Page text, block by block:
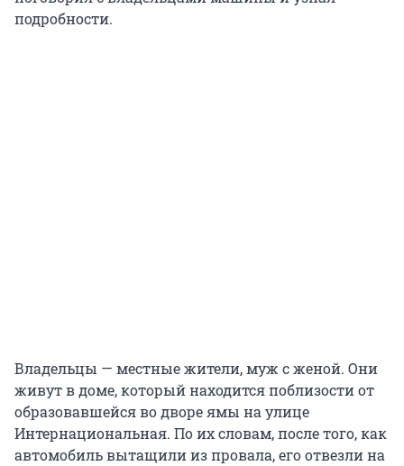
подробности.
Владельцы — местные жители, муж с женой. Они
живут в доме, который находится поблизости от
образовавшейся во дворе ямы на улице
Интернациональная. По их словам, после того, как
автомобиль вытащили из провала, его отвезли на